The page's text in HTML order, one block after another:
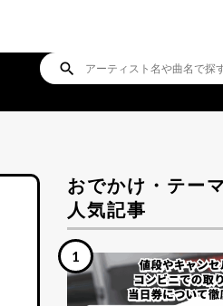
search
おでかけ・テー
人気記事